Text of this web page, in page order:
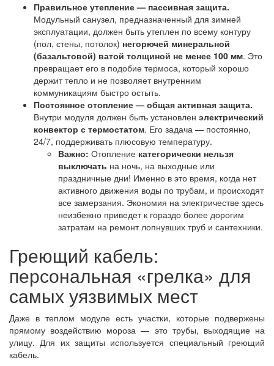
Правильное утепление — пассивная защита.
Модульный санузел, предназначенный для зимней
эксплуатации, должен быть утеплен по всему контуру
(пол, стены, потолок) негорючей минеральной
(базальтовой) ватой толщиной не менее 100 мм. Это
превращает его в подобие термоса, который хорошо
держит тепло и не позволяет внутренним
коммуникациям быстро остыть.
Постоянное отопление — общая активная защита.
Внутри модуля должен быть установлен электрический
конвектор с термостатом. Его задача — постоянно,
24/7, поддерживать плюсовую температуру.
Важно: Отопление категорически нельзя
выключать на ночь, на выходные или
праздничные дни! Именно в это время, когда нет
активного движения воды по трубам, и происходят
все замерзания. Экономия на электричестве здесь
неизбежно приведет к гораздо более дорогим
затратам на ремонт лопнувших труб и сантехники.
Греющий кабель:
персональная «грелка» для
самых уязвимых мест
Даже в теплом модуле есть участки, которые подвержены
прямому воздействию мороза — это трубы, выходящие на
улицу. Для их защиты используется специальный греющий
кабель.